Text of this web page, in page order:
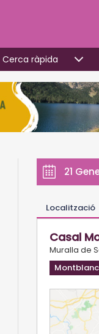
Cerca ràpida
21
Localització
Casal
Muralla de
Montblanc